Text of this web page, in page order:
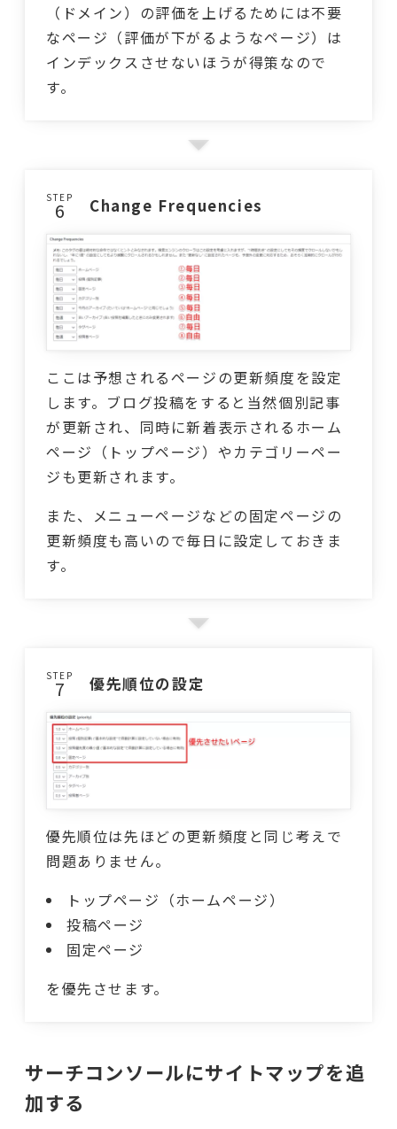
（ドメイン）の評価を上げるためには不要
なページ（評価が下がるようなページ）は
インデックスさせないほうが得策なので
す。
STEP Change Frequencies
ここは予想されるページの更新頻度を設定
します。ブログ投稿をすると当然個別記事
が更新され、同時に新着表示されるホーム
ページ（トップページ）やカテゴリーペー
ジも更新されます。
また、メニューページなどの固定ページの
更新頻度も高いので毎日に設定しておきま
す。
STEP 優先順位の設定
優先順位は先ほどの更新頻度と同じ考えで
問題ありません。
トップページ（ホームページ）
投稿ページ
固定ページ
を優先させます。
サーチコンソールにサイトマップを追
加する